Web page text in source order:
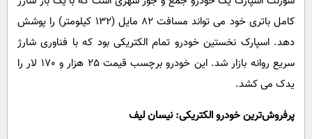
کامل باتری خود می تواند مسافت 82 مایل (132 کیلومتر) را پوشش
دهد. اسپارک نخستین خودرو تمام الکتریکی بود که با فناوری شارژ
سریع روانه بازار شد. این خودرو برچسب قیمت 25 هزار و 170 لار را
یدک می کشد.
پرفروش‌ترین خودرو الکتریکی: نیسان لیف